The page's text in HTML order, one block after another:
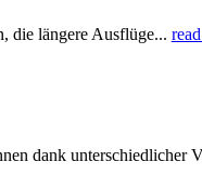
die längere Ausflüge...
dank unterschiedlicher